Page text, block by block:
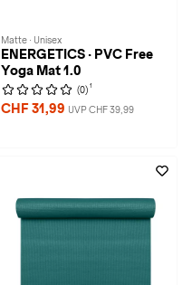
Matte · Unisex
ENERGETICS · PVC Free
Yoga Mat 1.0
(0) 1
CHF 31,99 UVP CHF 39,99